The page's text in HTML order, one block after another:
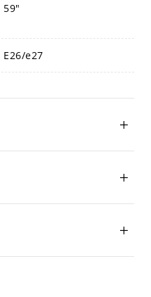
59"
E26/e27